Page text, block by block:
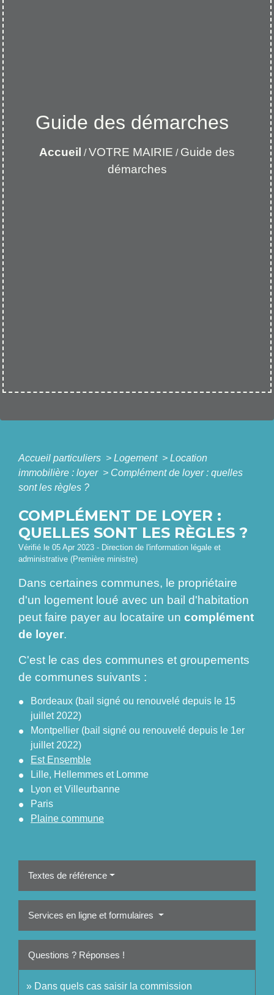
Guide des démarches
Accueil /VOTRE MAIRIE / Guide des
démarches
Accueil particuliers > Logement > Location
immobilière : loyer > Complément de loyer : quelles
sont les règles ?
COMPLÉMENT DE LOYER :
QUELLES SONT LES RÈGLES ?
Vérifié le 05 Apr 2023 - Direction de l'information légale et
administrative (Première ministre)
Dans certaines communes, le propriétaire
d'un logement loué avec un bail d'habitation
peut faire payer au locataire un complément
de loyer.
C'est le cas des communes et groupements
de communes suivants :
Bordeaux (bail signé ou renouvelé depuis le 15
juillet 2022)
Montpellier (bail signé ou renouvelé depuis le 1er
juillet 2022)
Est Ensemble
Lille, Hellemmes et Lomme
Lyon et Villeurbanne
Paris
Plaine commune
Textes de référence
Services en ligne et formulaires
Questions ? Réponses !
Dans quels cas saisir la commission